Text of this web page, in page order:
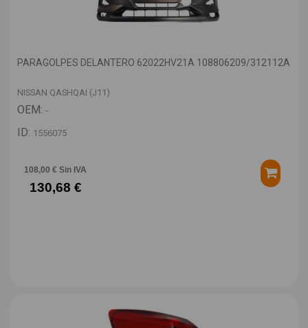
PARAGOLPES DELANTERO 62022HV21A 108806209/312112A
NISSAN QASHQAI (J11)
OEM: -
ID: 1556075
108,00 € Sin IVA
130,68 €